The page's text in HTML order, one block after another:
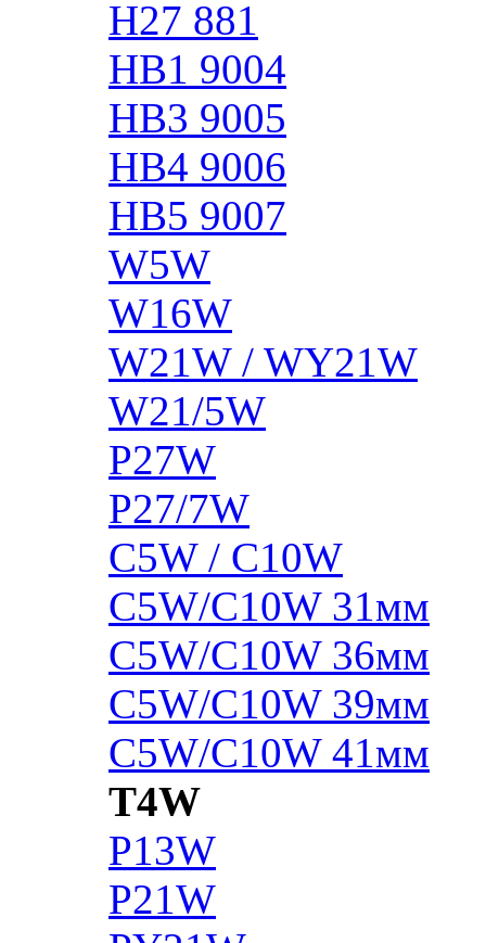
H27 881
HB1 9004
HB3 9005
HB4 9006
HB5 9007
W5W
W16W
W21W / WY21W
W21/5W
P27W
P27/7W
C5W / C10W
C5W/C10W 31мм
C5W/C10W 36мм
C5W/C10W 39мм
C5W/C10W 41мм
T4W
P13W
P21W